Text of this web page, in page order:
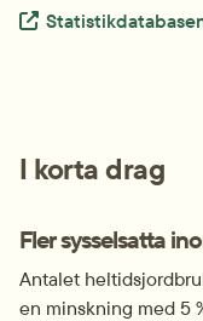
Extern länk.
I korta drag
Fler sysselsatta
Antalet
en minskning med 5